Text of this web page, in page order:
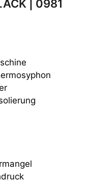
| 0981